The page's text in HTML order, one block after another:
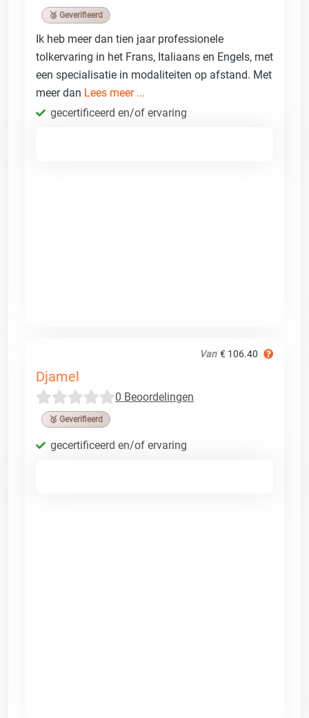
🥉 Geverifieerd
Ik heb meer dan tien jaar professionele
tolkervaring in het Frans, Italiaans en Engels, met
een specialisatie in modaliteiten op afstand. Met
meer dan Lees meer ...
gecertificeerd en/of ervaring
Van € 106.40
Djamel
0 Beoordelingen
🥉 Geverifieerd
gecertificeerd en/of ervaring